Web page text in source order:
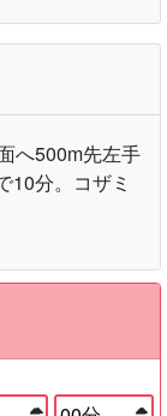
へ500m先左手
分。コザミ